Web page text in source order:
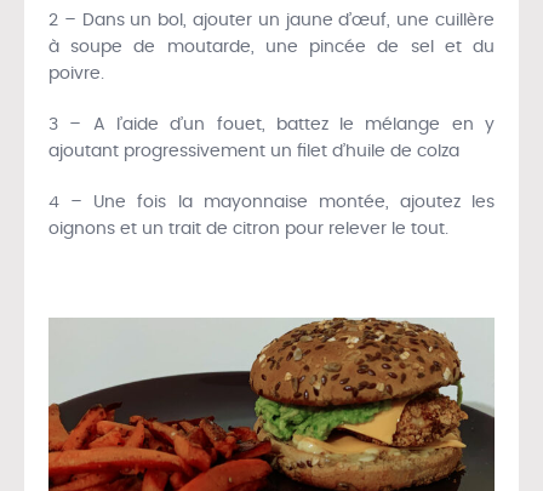
2 – Dans un bol, ajouter un jaune d’œuf, une cuillère
à soupe de moutarde, une pincée de sel et du
poivre.
3 – A l’aide d’un fouet, battez le mélange en y
ajoutant progressivement un filet d’huile de colza
4 – Une fois la mayonnaise montée, ajoutez les
oignons et un trait de citron pour relever le tout.